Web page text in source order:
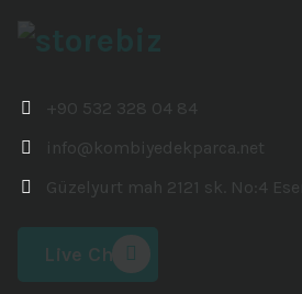
+90 532 328 04 84
info@kombiyedekparca.net
Güzelyurt mah 2121 sk. No:4
Live Chat